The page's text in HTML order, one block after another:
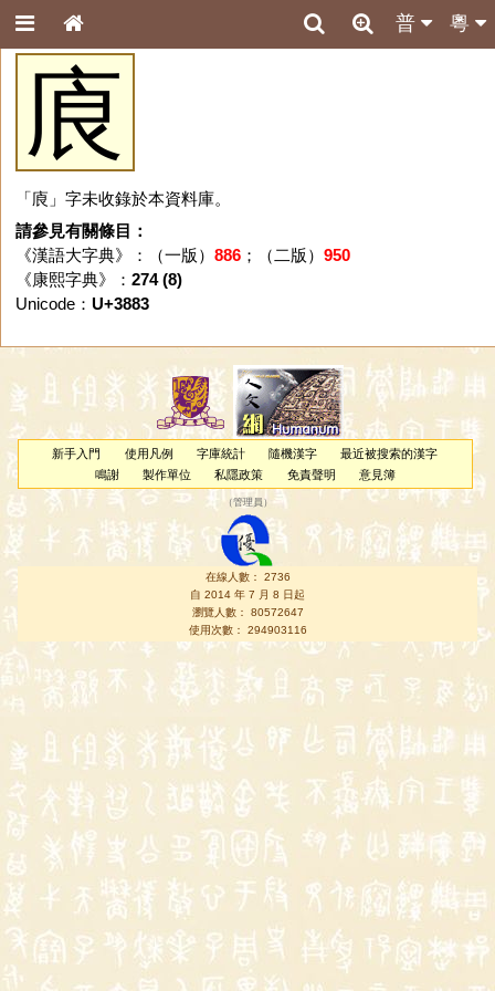
粵
普
㢃
「㢃」字未收錄於本資料庫。
請參見有關條目：
《漢語大字典》：（一版） 886；（二版） 950
《康熙字典》： 274 (8)
Unicode： U+3883
新手入門 使用凡例 字庫統計 隨機漢字
最近被搜索的漢字
鳴謝
製作單位 私隱政策 免責聲明 意見簿
（管理員 ）
在線人數： 2736
自 2014 年 7 月 8 日起
瀏覽人數： 80572647
使用次數： 294903116